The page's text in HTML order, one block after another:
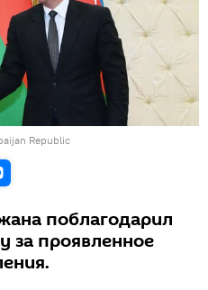
Republic
поблагодарил
за проявленное